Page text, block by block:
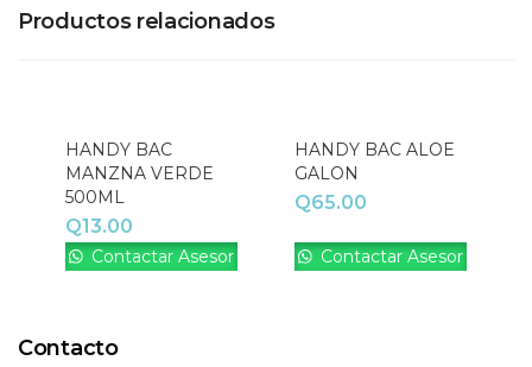
Productos relacionados
HANDY BAC
MANZNA VERDE
500ML
Q13.00
Contactar Asesor
HANDY BAC ALOE
GALON
Q65.00
Contactar Asesor
Contacto